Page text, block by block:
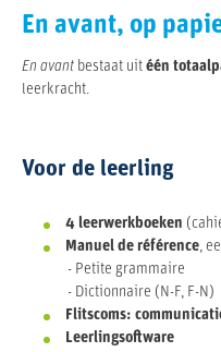
En avant, op
En avant bestaat uit één
leerkracht.
Voor de leerling
4 leerwerkboeken
Manuel de référence,
- Petite grammaire
- Dictionnaire (N-F, F-N)
Flitscoms:
Leerlingsoftware